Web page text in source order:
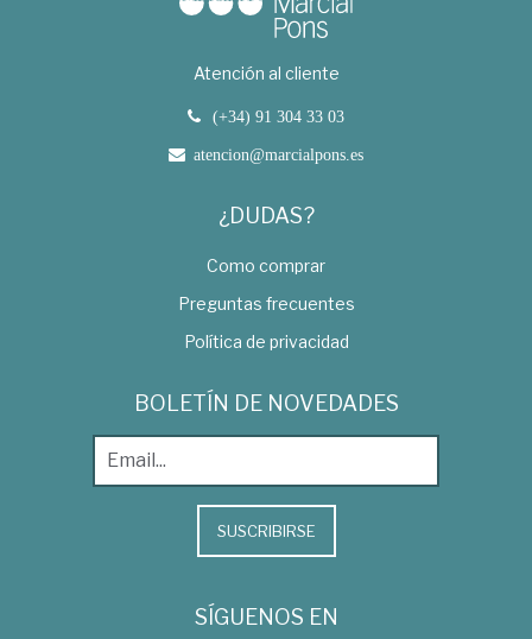
Atención al cliente
(+34) 91 304 33 03
atencion@marcialpons.es
¿DUDAS?
Como comprar
Preguntas frecuentes
Política de privacidad
BOLETÍN DE NOVEDADES
SUSCRIBIRSE
SÍGUENOS EN